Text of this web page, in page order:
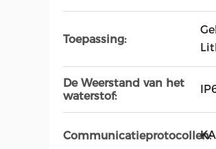
Toepassing:
De Weerstand van het
waterstof:
Communicatieprotocollen: